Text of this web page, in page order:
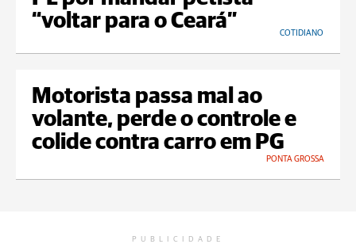
“voltar para o Ceará”
COTIDIANO
Motorista passa mal ao
volante, perde o controle e
colide contra carro em PG
PONTA GROSSA
PUBLICIDADE